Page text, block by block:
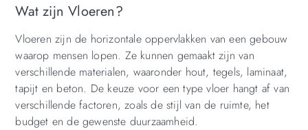
Wat zijn Vloeren?
Vloeren zijn de horizontale oppervlakken van een gebouw
waarop mensen lopen. Ze kunnen gemaakt zijn van
verschillende materialen, waaronder hout, tegels, laminaat,
tapijt en beton. De keuze voor een type vloer hangt af van
verschillende factoren, zoals de stijl van de ruimte, het
budget en de gewenste duurzaamheid.